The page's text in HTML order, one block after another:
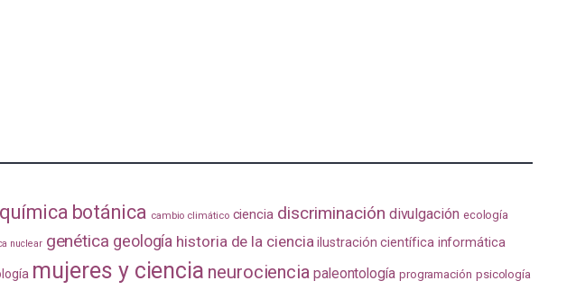
botánica cambio climático ciencia discriminación divulgación ecología
nuclear genética geología historia de la ciencia ilustración científica informática
mujeres y ciencia neurociencia paleontología programación psicología